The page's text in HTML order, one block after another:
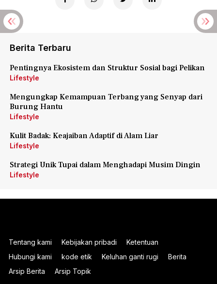
Berita Terbaru
Pentingnya Ekosistem dan Struktur Sosial bagi Pelikan
Lifestyle
Mengungkap Kemampuan Terbang yang Senyap dari
Burung Hantu
Lifestyle
Kulit Badak: Keajaiban Adaptif di Alam Liar
Lifestyle
Strategi Unik Tupai dalam Menghadapi Musim Dingin
Lifestyle
Tentang kami Kebijakan pribadi
Ketentuan
Hubungi kami
kode etik Keluhan ganti rugi
Berita
Arsip Berita
Arsip Topik